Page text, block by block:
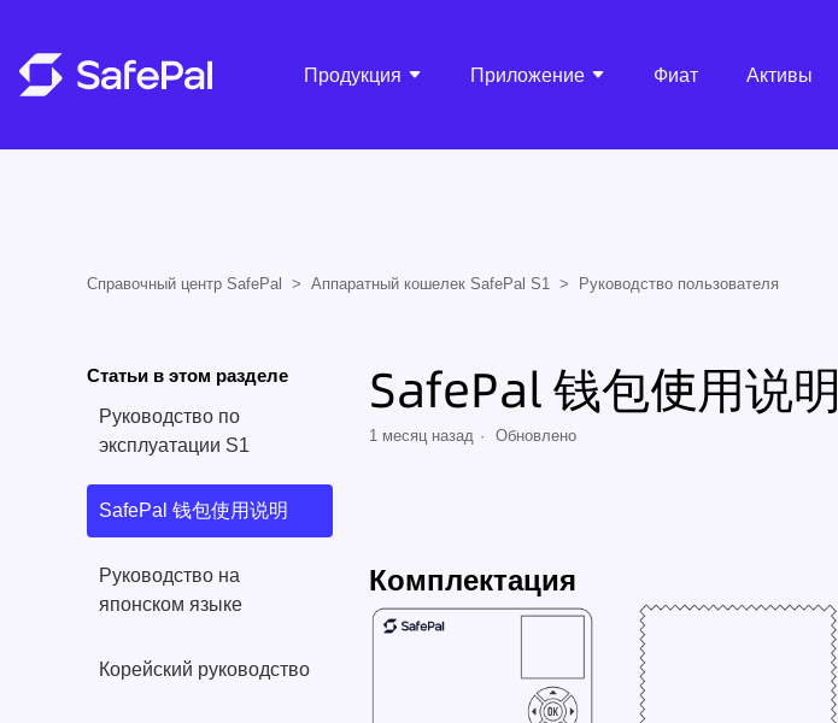
Продукция Приложение Фиат Активы
Справочный центр SafePal Аппаратный кошелек SafePal S1 Руководство пользователя
Статьи в этом разделе
Руководство по
эксплуатации S1
SafePal 钱包使用说明
Руководство на
японском языке
Корейский руководство
SafePal 钱包使用说明
1 месяц назад Обновлено
Комплектация